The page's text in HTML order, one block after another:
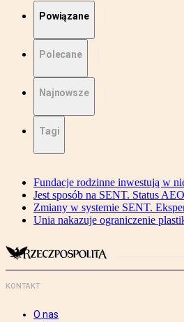
Powiązane
Polecane
Najnowsze
Tagi
Fundacje rodzinne inwestują w
Jest sposób na SENT. Status
Zmiany w systemie SENT.
Unia nakazuje ograniczenie
KONTAKT
O nas